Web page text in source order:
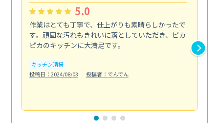
5.0
作業はとても丁寧で、仕上がりも素晴らしかったで
す。頑固な汚れもきれいに落としていただき、ピカ
ピカのキッチンに大満足です。
キッチン清掃
投稿日：2024/08/03
投稿者：でんでん